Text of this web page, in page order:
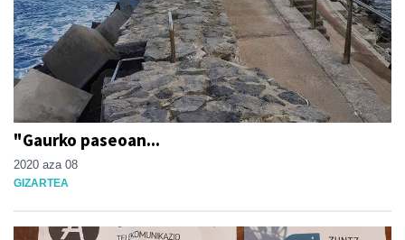
"Gaurko paseoan...
2020 aza 08
GIZARTEA